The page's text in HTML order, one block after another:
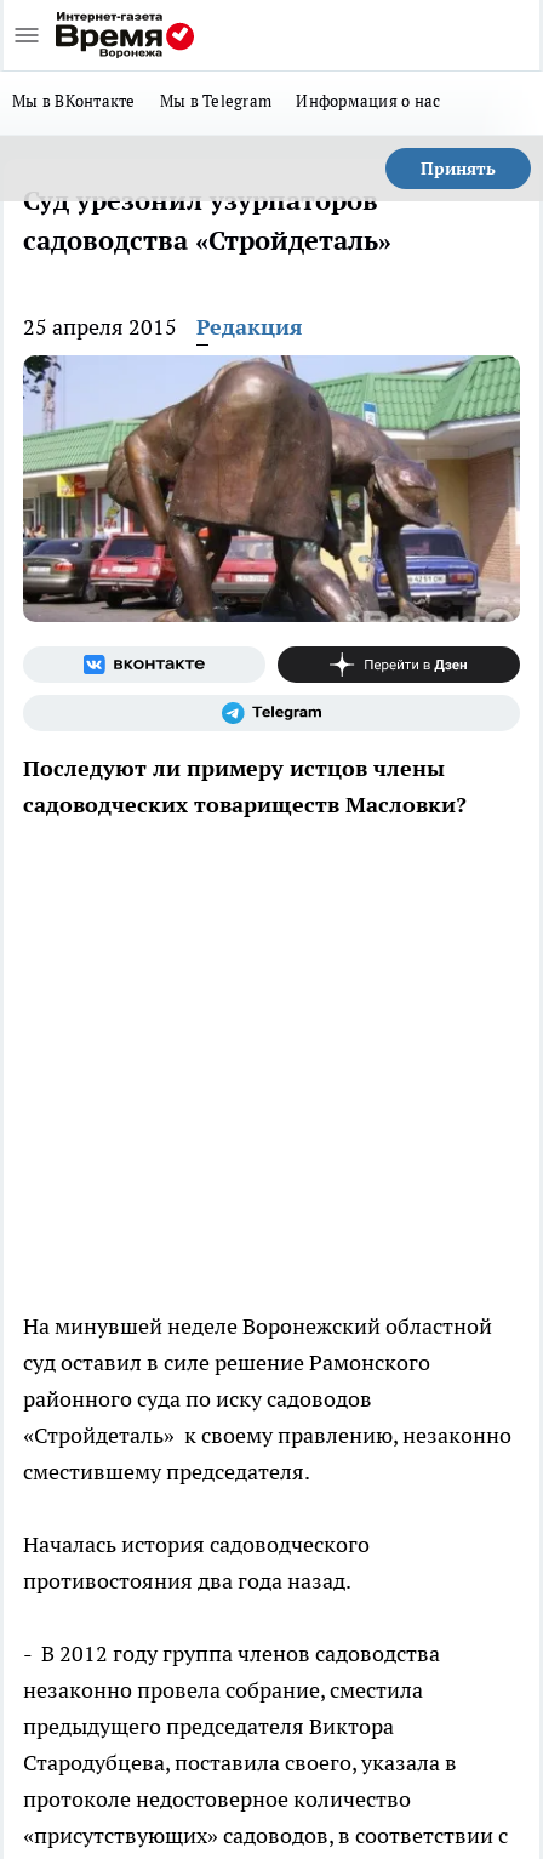
Мы в ВКонтакте Мы в Telegram Информация о нас
Принять
Суд урезонил узурпаторов
садоводства «Стройдеталь»
25 апреля 2015 Редакция
Последуют ли примеру истцов члены
садоводческих товариществ Масловки?
На минувшей неделе Воронежский областной
суд оставил в силе решение Рамонского
районного суда по иску садоводов
«Стройдеталь» к своему правлению, незаконно
сместившему председателя.
Началась история садоводческого
противостояния два года назад.
- В 2012 году группа членов садоводства
незаконно провела собрание, сместила
предыдущего председателя Виктора
Стародубцева, поставила своего, указала в
протоколе недостоверное количество
«присутствующих» садоводов, в соответствии с